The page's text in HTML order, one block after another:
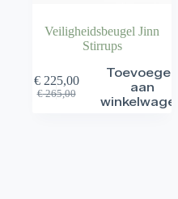
Veiligheidsbeugel Jinn
Stirrups
€265,00
Oorspronkelijke
€225,00
Huidige
Toevoegen
aan
winkelwagen